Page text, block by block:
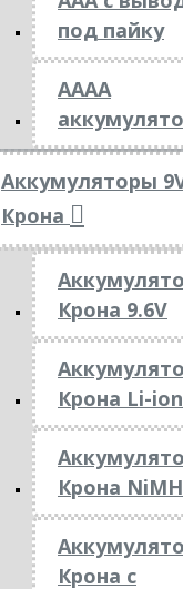
под пайку
АААА
Аккумуляторы
Крона
Крона 9.6V
Крона Li-ion
Крона NiMH
Крона с